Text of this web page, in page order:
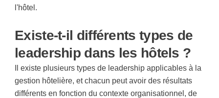
l'hôtel.
Existe-t-il différents types de
leadership dans les hôtels ?
Il existe plusieurs types de leadership applicables à la
gestion hôtelière, et chacun peut avoir des résultats
différents en fonction du contexte organisationnel, de